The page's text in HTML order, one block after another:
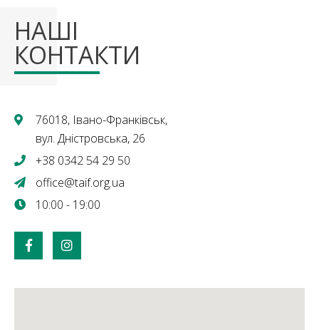
НАШІ
КОНТАКТИ
76018, Івано-Франківськ,
вул. Дністровська, 26
+38 0342 54 29 50
office@taif.org.ua
10:00 - 19:00